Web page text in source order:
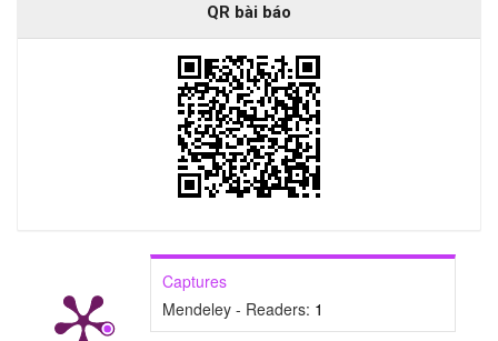
QR bài báo
Captures
Mendeley - Readers: 1